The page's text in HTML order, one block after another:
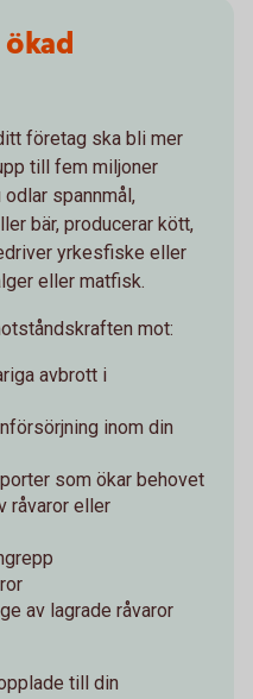
företag ska bli mer
till fem miljoner
spannmål,
bär, producerar kött,
yrkesfiske eller
eller matfisk.
mot:
avbrott i
inom din
som ökar behovet
råvaror eller
av lagrade råvaror
till din